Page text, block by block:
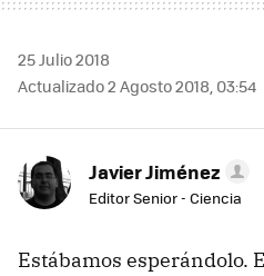
25 Julio 2018
Actualizado 2 Agosto 2018, 03:54
Javier Jiménez
Editor Senior - Ciencia
Estábamos esperándolo.